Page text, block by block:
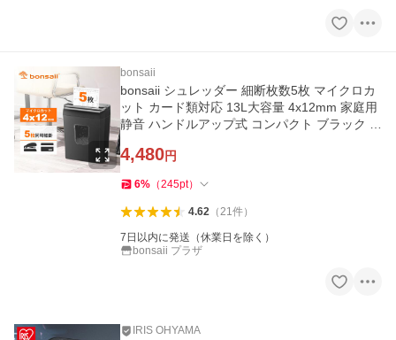
bonsaii
bonsaii シュレッダー 細断枚数5枚 マイクロカ
ット カード類対応 13L大容量 4x12mm 家庭用
静音 ハンドルアップ式 コンパクト ブラック C
4,480円
6% （245pt）
4.62（21件）
7日以内に発送（休業日を除く）
bonsaii プラザ
IRIS OHYAMA